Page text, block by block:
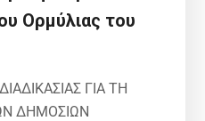
Ορμύλιας του
ΓΙΑ ΤΗ
ΔΗΜΟΣΙΩΝ